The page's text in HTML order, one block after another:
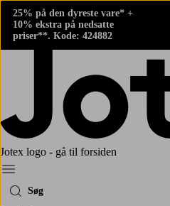
25% på den dyreste vare* +
10% ekstra på nedsatte
priser**. Kode: 424882
Jotex logo - gå til forsiden
Menu
Søg